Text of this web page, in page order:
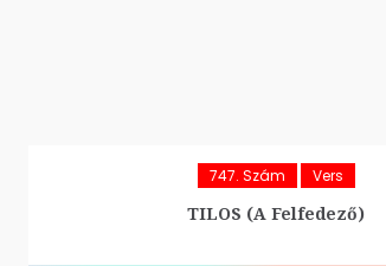
747. Szám Vers
TILOS (A Felfedező)